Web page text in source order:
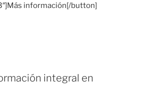
información[/button]
integral en